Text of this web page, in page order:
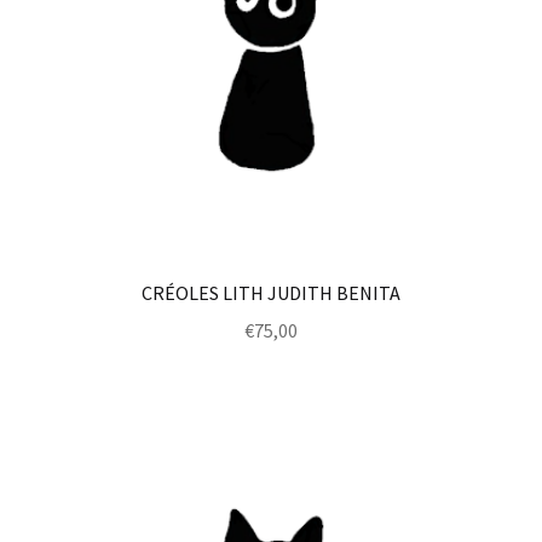
CRÉOLES LITH JUDITH BENITA
€75,00